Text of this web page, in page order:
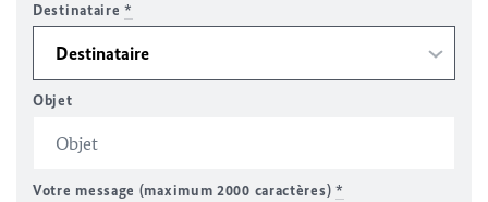
Destinataire*
Objet
Votre message (maximum 2000 caractères) *